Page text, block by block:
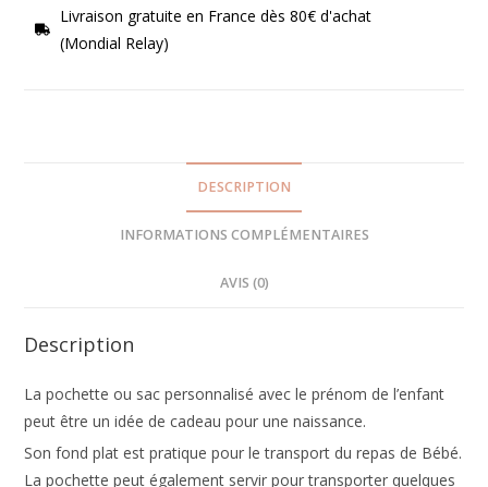
Livraison gratuite en France dès 80€ d'achat
(Mondial Relay)
DESCRIPTION
INFORMATIONS COMPLÉMENTAIRES
AVIS (0)
Description
La pochette ou sac personnalisé avec le prénom de l’enfant
peut être un idée de cadeau pour une naissance.
Son fond plat est pratique pour le transport du repas de Bébé.
La pochette peut également servir pour transporter quelques